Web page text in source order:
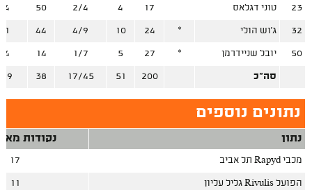
23 טוני דגלאס 17
4
2/4
50
4
32 ג'וש הולי *
24
10
4/9
44
1
50 יובל שניידרמן *
27
5
1/7
14
4
סה"כ 200
51
17/45
38
נתונים נוספים
נתון נקודות
מכבי Rapyd תל אביב 17
הפועל Rivulis גליל עליון 11